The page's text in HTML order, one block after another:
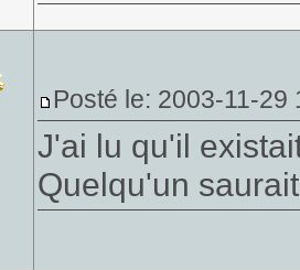
Posté le: 2003-11-29
J'ai lu qu'il
Quelqu'un